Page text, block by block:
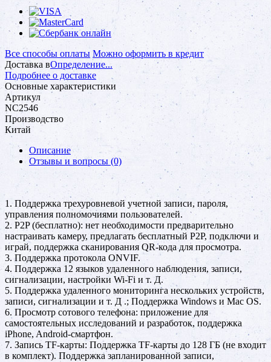
Все способы оплаты Можно оформить в кредит
Доставка вОпределение...
Подробнее о доставке
Основные характеристики
Артикул
NC2546
Производство
Китай
Описание
Отзывы и вопросы (0)
1. Поддержка трехуровневой учетной записи, пароля,
управления полномочиями пользователей.
2. P2P (бесплатно): нет необходимости предварительно
настраивать камеру, предлагать бесплатный P2P, подключи и
играй, поддержка сканирования QR-кода для просмотра.
3. Поддержка протокола ONVIF.
4. Поддержка 12 языков удаленного наблюдения, записи,
сигнализации, настройки Wi-Fi и т. Д.
5. Поддержка удаленного мониторинга нескольких устройств,
записи, сигнализации и т. Д .; Поддержка Windows и Mac OS.
6. Просмотр сотового телефона: приложение для
самостоятельных исследований и разработок, поддержка
iPhone, Android-смартфон.
7. Запись TF-карты: Поддержка TF-карты до 128 ГБ (не входит
в комплект). Поддержка запланированной записи,